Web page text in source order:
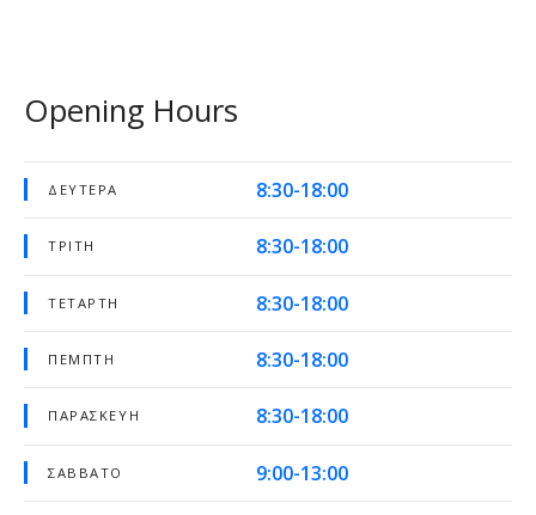
Opening Hours
ΔΕΥΤΈΡΑ 8:30-18:00
ΤΡΊΤΗ 8:30-18:00
ΤΕΤΆΡΤΗ 8:30-18:00
ΠΈΜΠΤΗ 8:30-18:00
ΠΑΡΑΣΚΕΥΉ 8:30-18:00
ΣΆΒΒΑΤΟ 9:00-13:00